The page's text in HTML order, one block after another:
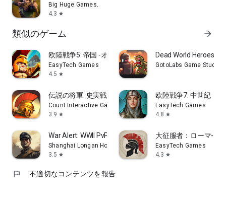
Big Huge Games.
4.3 star
類似のゲーム arrow_forward
欧陸戦争5: 帝国 -オフゲ文明戦略戦争ゲーム
EasyTech Games
4.5 star
Dead World Heroes:
GotoLabs Game Studio
伝説の将軍: 史実戦略RPG
Count Interactive Games
3.9 star
欧陸戦争7: 中世紀
EasyTech Games
4.8 star
War Alert: WWII PvP RTS
Shanghai Longan House
3.5 star
大征服者：ローマ- オ
EasyTech Games
4.3 star
flag 不適切なコンテンツを報告